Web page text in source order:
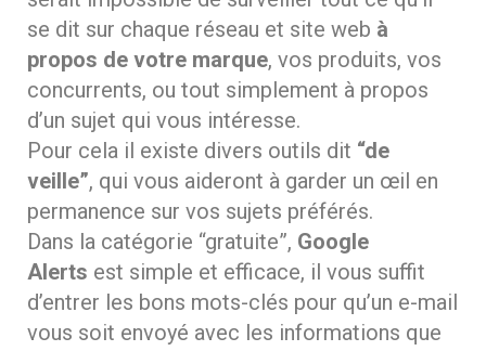
se dit sur chaque réseau et site web à
propos de votre marque, vos produits, vos
concurrents, ou tout simplement à propos
d’un sujet qui vous intéresse.
Pour cela il existe divers outils dit “de
veille”, qui vous aideront à garder un œil en
permanence sur vos sujets préférés.
Dans la catégorie “gratuite”, Google
Alerts est simple et efficace, il vous suffit
d’entrer les bons mots-clés pour qu’un e-mail
vous soit envoyé avec les informations que